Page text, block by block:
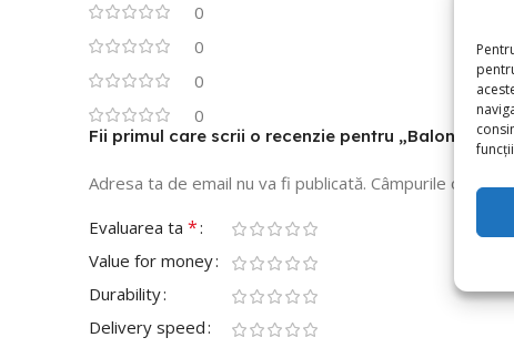
0
0
0
0
Fii primul care scrii o recenzie pentru „Balon Folie
Adresa ta de email nu va fi publicată. Câmpurile
Evaluarea ta *
Value for money
Durability
Delivery speed